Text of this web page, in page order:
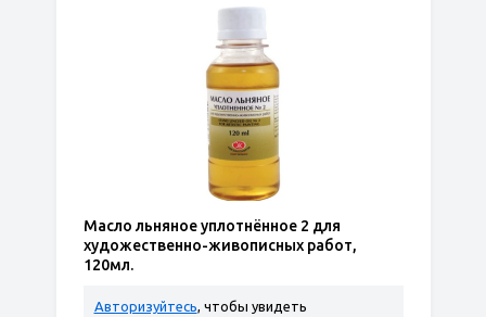
Масло льняное уплотнённое 2 для
художественно-живописных работ,
120мл.
Авторизуйтесь, чтобы увидеть